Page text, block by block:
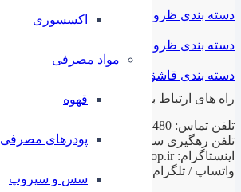
اکسسوری
مواد مصرفی
قهوه
پودرهای مصرفی
سس و سیروپ
دسته بندی ظروف فلزی
دسته بندی ظروف چینی
دسته بندی قاشق و چنگال
راه های ارتباط با ما
تلفن تماس: 02188943480 – 02155470813 – 02155470280
تلفن رهگیری سفارشات: 09199797956
اینستاگرام: ilashop.ir
واتساپ / تلگرام: 09199797956